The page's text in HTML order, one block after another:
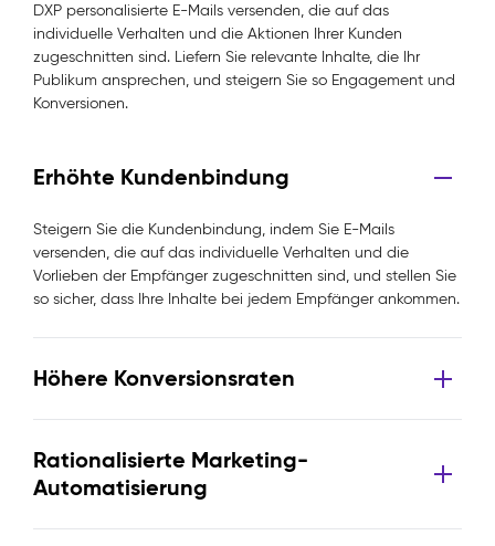
DXP personalisierte E-Mails versenden, die auf das
individuelle Verhalten und die Aktionen Ihrer Kunden
zugeschnitten sind. Liefern Sie relevante Inhalte, die Ihr
Publikum ansprechen, und steigern Sie so Engagement und
Konversionen.
Erhöhte Kundenbindung
Steigern Sie die Kundenbindung, indem Sie E-Mails
versenden, die auf das individuelle Verhalten und die
Vorlieben der Empfänger zugeschnitten sind, und stellen Sie
so sicher, dass Ihre Inhalte bei jedem Empfänger ankommen.
Höhere Konversionsraten
Rationalisierte Marketing-
Automatisierung